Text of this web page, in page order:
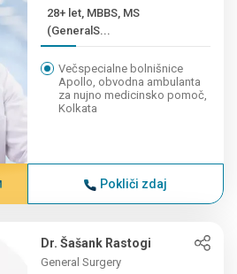
28+ let, MBBS, MS
(GeneralS...
Večspecialne bolnišnice
Apollo, obvodna ambulanta
za nujno medicinsko pomoč,
Kolkata
Pokliči zdaj
Dr. Šašank Rastogi
General Surgery